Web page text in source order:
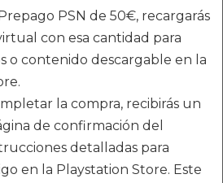
PSN de 50€, recargarás
con esa cantidad para
o contenido descargable en la
la compra, recibirás un
de confirmación del
detalladas para
en la Playstation Store. Este